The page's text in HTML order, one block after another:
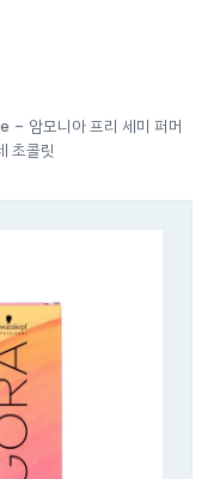
암모니아 프리 세미 퍼머
초콜릿